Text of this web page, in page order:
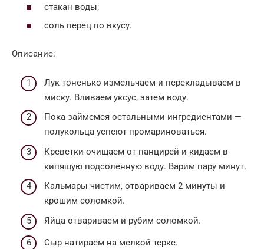
стакан воды;
соль перец по вкусу.
Описание:
Лук тоненько измельчаем и перекладываем в
миску. Вливаем уксус, затем воду.
Пока займемся остальными ингредиентами —
полукольца успеют промариноваться.
Креветки очищаем от панцирей и кидаем в
кипящую подсоленную воду. Варим пару минут.
Кальмары чистим, отвариваем 2 минуты и
крошим соломкой.
Яйца отвариваем и рубим соломкой.
Сыр натираем на мелкой терке.